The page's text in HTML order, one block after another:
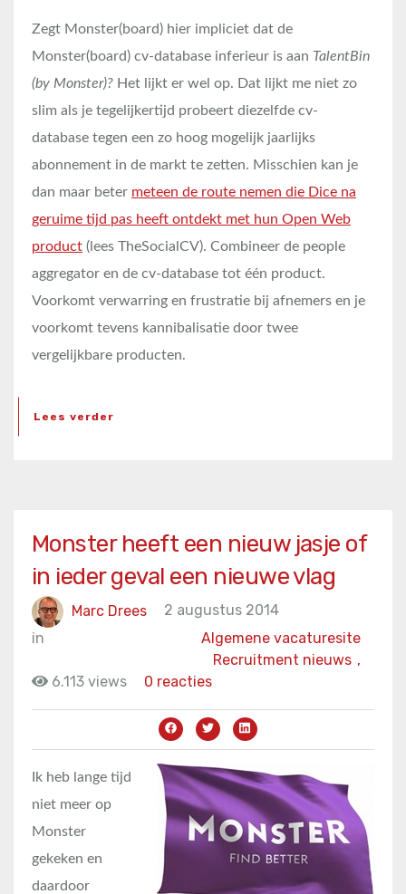
Zegt Monster(board) hier impliciet dat de
Monster(board) cv-database inferieur is aan TalentBin
(by Monster)? Het lijkt er wel op. Dat lijkt me niet zo
slim als je tegelijkertijd probeert diezelfde cv-
database tegen een zo hoog mogelijk jaarlijks
abonnement in de markt te zetten. Misschien kan je
dan maar beter meteen de route nemen die Dice na
geruime tijd pas heeft ontdekt met hun Open Web
product (lees TheSocialCV). Combineer de people
aggregator en de cv-database tot één product.
Voorkomt verwarring en frustratie bij afnemers en je
voorkomt tevens kannibalisatie door twee
vergelijkbare producten.
Lees verder
Monster heeft een nieuw jasje of
in ieder geval een nieuwe vlag
Marc Drees
2 augustus 2014
in
Algemene vacaturesite
Recruitment nieuws ,
6.113 views
0 reacties
Ik heb lange tijd
niet meer op
Monster
gekeken en
daardoor